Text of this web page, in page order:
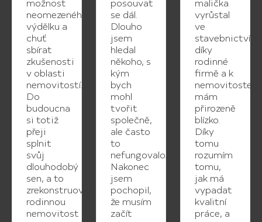
neomezeného
výdělku a
chuť
sbírat
zkušenosti
v oblasti
nemovitostí.
Do
budoucna
si totiž
přeji
splnit
svůj
dlouhodobý
sen, a to
zrekonstruovat
rodinnou
nemovitost
se dál.
Dlouho
jsem
hledal
někoho, s
kým
bych
mohl
tvořit
společně,
ale často
to
nefungovalo.
Nakonec
jsem
pochopil,
že musím
začít
vyrůstal
ve
stavebnictví
díky
rodinné
firmě a k
nemovitostem
mám
přirozeně
blízko.
Díky
tomu
rozumím
tomu,
jak má
vypadat
kvalitní
práce, a